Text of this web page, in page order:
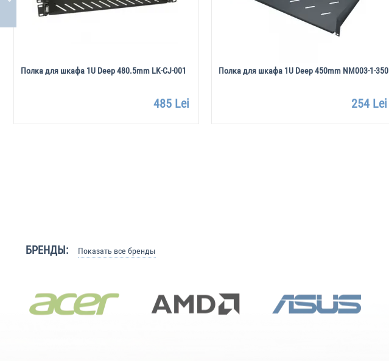
Полка для шкафа 1U Deep 480.5mm LK-CJ-001
485 Lei
Полка для шкафа 1U Deep 450mm NM003-1-350
254 Lei
БРЕНДЫ: Показать все бренды